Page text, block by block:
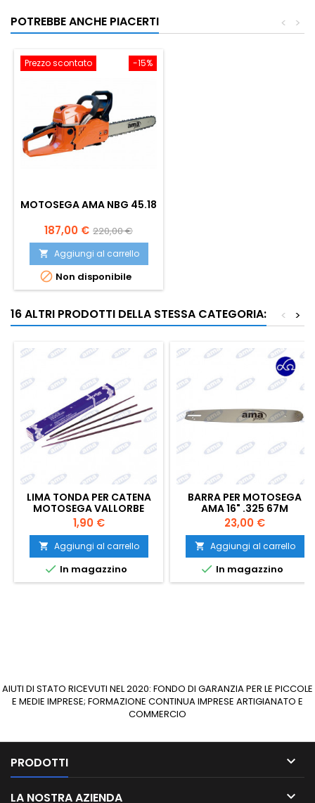
POTREBBE ANCHE PIACERTI >
<
-15%
Prezzo scontato
MOTOSEGA AMA NBG 45.18
Prezzo
187,00 € Prezzo
base
220,00 €
 Aggiungi al carrello
 Non disponibile
16 ALTRI PRODOTTI DELLA STESSA CATEGORIA: >
<
LIMA TONDA PER CATENA
MOTOSEGA VALLORBE
5/32
Prezzo
1,90 €
 Aggiungi al carrello
 In magazzino
BARRA PER MOTOSEGA
AMA 16" .325 67M
Prezzo
23,00 €
 Aggiungi al carrello
 In magazzino
AIUTI DI STATO RICEVUTI NEL 2020: FONDO DI GARANZIA PER LE PICCOLE
E MEDIE IMPRESE; FORMAZIONE CONTINUA IMPRESE ARTIGIANATO E
COMMERCIO
PRODOTTI 
LA NOSTRA AZIENDA 